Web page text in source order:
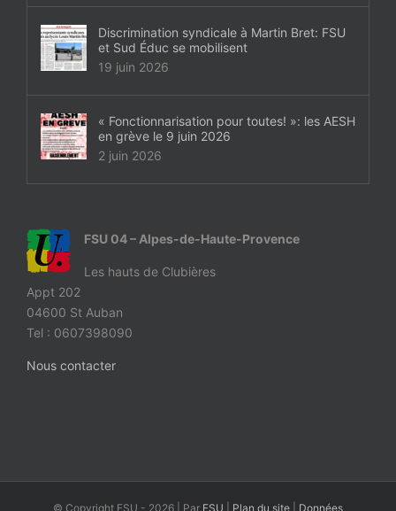
Discrimination syndicale à Martin Bret: FSU
et Sud Éduc se mobilisent
19 juin 2026
« Fonctionnarisation pour toutes! »: les AESH
en grève le 9 juin 2026
2 juin 2026
FSU 04 – Alpes-de-Haute-Provence
Les hauts de Clubières
Appt 202
04600 St Auban
Tel : 0607398090
Nous contacter
© Copyright FSU - 2026 | Par FSU Plan du site Données